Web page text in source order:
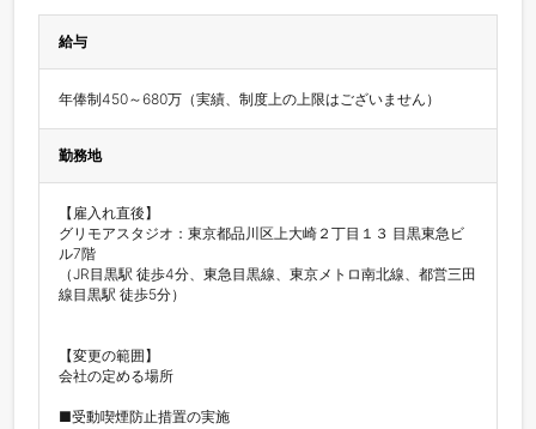
給与
年俸制450～680万（実績、制度上の上限はございません）
勤務地
【雇入れ直後】
グリモアスタジオ：東京都品川区上大崎２丁目１３ 目黒東急ビ
ル7階
（JR目黒駅 徒歩4分、東急目黒線、東京メトロ南北線、都営三田
線目黒駅 徒歩5分）
【変更の範囲】
会社の定める場所
■受動喫煙防止措置の実施